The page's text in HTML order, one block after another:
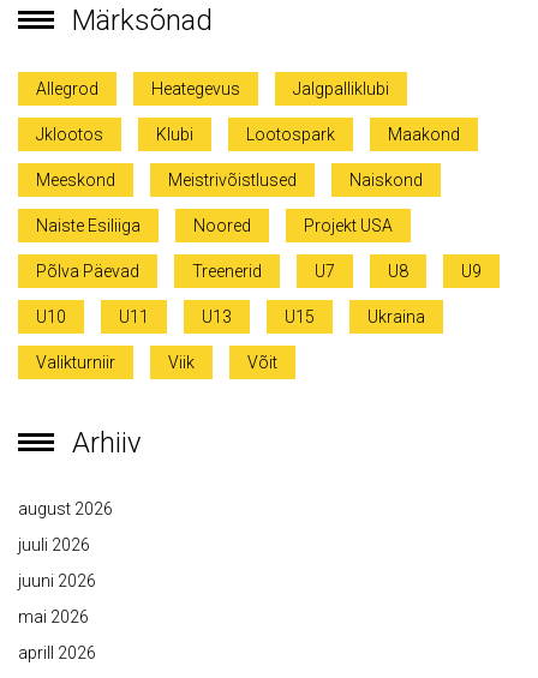
Märksõnad
Allegrod Heategevus Jalgpalliklubi
Jklootos Klubi Lootospark Maakond
Meeskond Meistrivõistlused Naiskond
Naiste Esiliiga Noored Projekt USA
Põlva Päevad Treenerid U7 U8 U9
U10 U11 U13 U15 Ukraina
Valikturniir Viik Võit
Arhiiv
august 2026
juuli 2026
juuni 2026
mai 2026
aprill 2026